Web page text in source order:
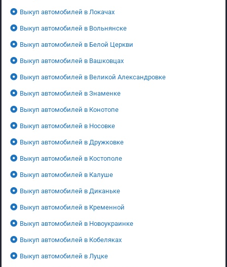
Выкуп автомобилей в Локачах
Выкуп автомобилей в Вольнянске
Выкуп автомобилей в Белой Церкви
Выкуп автомобилей в Вашковцах
Выкуп автомобилей в Великой Александровке
Выкуп автомобилей в Знаменке
Выкуп автомобилей в Конотопе
Выкуп автомобилей в Носовке
Выкуп автомобилей в Дружковке
Выкуп автомобилей в Костополе
Выкуп автомобилей в Калуше
Выкуп автомобилей в Диканьке
Выкуп автомобилей в Кременной
Выкуп автомобилей в Новоукраинке
Выкуп автомобилей в Кобеляках
Выкуп автомобилей в Луцке